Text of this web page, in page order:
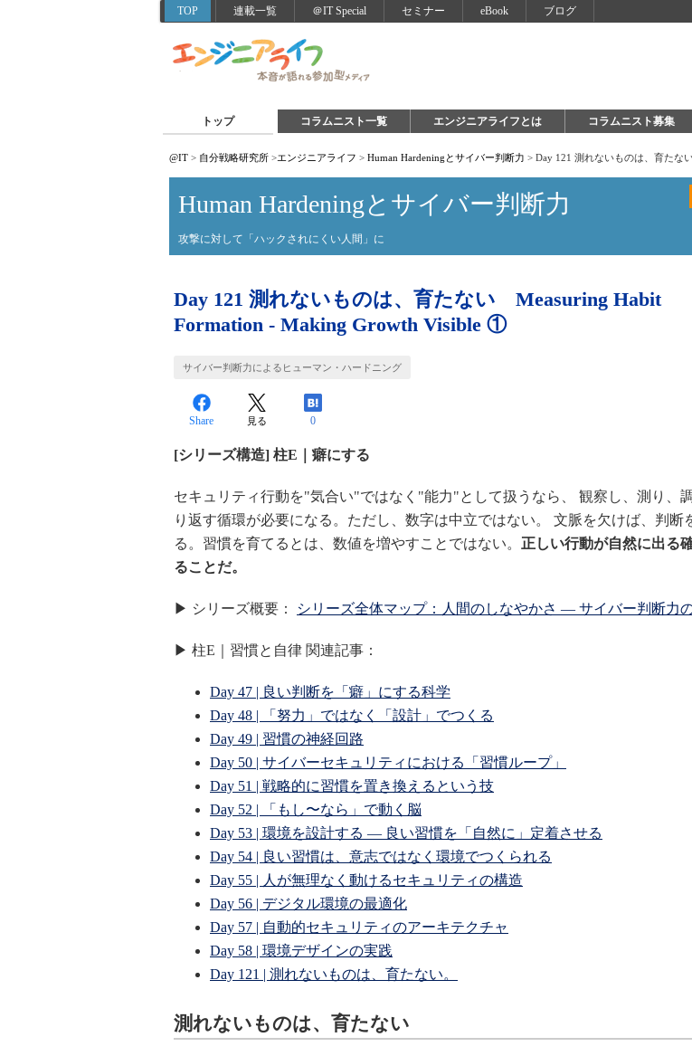
TOP 連載一覧 ＠IT Special セミナー eBook ブログ
トップ コラムニスト一覧 エンジニアライフとは コラムニスト募集
@IT > 自分戦略研究所 >エンジニアライフ > Human Hardeningとサイバー判断力 > Day 121 測れないものは、育たな
Human Hardeningとサイバー判断力
攻撃に対して「ハックされにくい人間」に
Day 121 測れないものは、育たない Measuring Habit
Formation - Making Growth Visible ①
サイバー判断力によるヒューマン・ハードニング
Share 見る 0
[シリーズ構造] 柱E｜癖にする
セキュリティ行動を"気合い"ではなく"能力"として扱うなら、 観察し、測り、
り返す循環が必要になる。ただし、数字は中立ではない。 文脈を欠けば、判断
る。習慣を育てるとは、数値を増やすことではない。 正しい行動が自然に出る
ることだ。
▶ シリーズ概要： シリーズ全体マップ：人間のしなやかさ ― サイバー判断力
▶ 柱E｜習慣と自律 関連記事：
Day 47 | 良い判断を「癖」にする科学
Day 48 | 「努力」ではなく「設計」でつくる
Day 49 | 習慣の神経回路
Day 50 | サイバーセキュリティにおける「習慣ループ」
Day 51 | 戦略的に習慣を置き換えるという技
Day 52 | 「もし〜なら」で動く脳
Day 53 | 環境を設計する ― 良い習慣を「自然に」定着させる
Day 54 | 良い習慣は、意志ではなく環境でつくられる
Day 55 | 人が無理なく動けるセキュリティの構造
Day 56 | デジタル環境の最適化
Day 57 | 自動的セキュリティのアーキテクチャ
Day 58 | 環境デザインの実践
Day 121 | 測れないものは、育たない。
測れないものは、育たない